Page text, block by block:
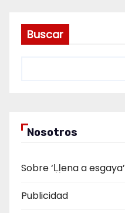
Buscar
Nosotros
Sobre ‘Ḷḷena a esgaya’
Publicidad